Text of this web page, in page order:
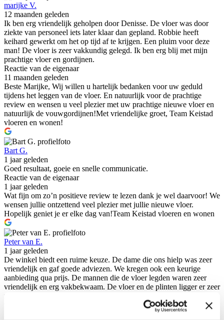
marijke V.
12 maanden geleden
Ik ben erg vriendelijk geholpen door Denisse. De vloer was door
ziekte van personeel iets later klaar dan gepland. Robbie heeft
keihard gewerkt om het op tijd af te krijgen. Een pluim voor deze
man! De vloer is zeer vakkundig gelegd. Ik ben erg blij met mijn
prachtige vloer en gordijnen.
Reactie van de eigenaar
11 maanden geleden
Beste Marijke, Wij willen u hartelijk bedanken voor uw geduld
tijdens het leggen van de vloer. En natuurlijk voor de prachtige
review en wensen u veel plezier met uw prachtige nieuwe vloer en
natuurlijk de vouwgordijnen!Met vriendelijke groet, Team Keistad
vloeren en wonen!
Bart G.
1 jaar geleden
Goed resultaat, goeie en snelle communicatie.
Reactie van de eigenaar
1 jaar geleden
Wat fijn om zo’n positieve review te lezen dank je wel daarvoor! We
wensen jullie ontzettend veel plezier met jullie nieuwe vloer.
Hopelijk geniet je er elke dag van!Team Keistad vloeren en wonen
Peter van E.
1 jaar geleden
De winkel biedt een ruime keuze. De dame die ons hielp was zeer
vriendelijk en gaf goede adviezen. We kregen ook een keurige
aanbieding qua prijs. De mannen die de vloer legden waren zeer
vriendelijk en erg vakbekwaam. De vloer en de plinten ligger er zeer
mooi en strak in. Kortom een hele prettige ervaring om hier een